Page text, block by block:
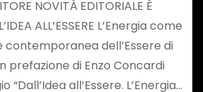
NOVITÀ EDITORIALE È
ALL’ESSERE L’Energia come
dell’Essere di
prefazione di Enzo Concardi
“Dall’Idea all’Essere. L’Energia…